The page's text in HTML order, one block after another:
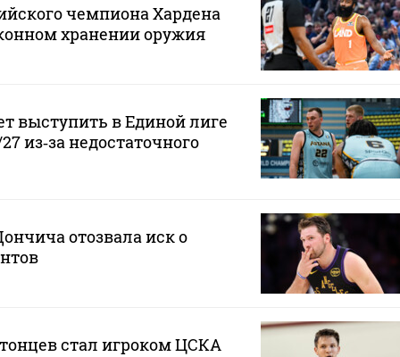
чемпиона Хардена
хранении оружия
выступить в Единой лиге
из‑за недостаточного
отозвала иск о
стал игроком ЦСКА